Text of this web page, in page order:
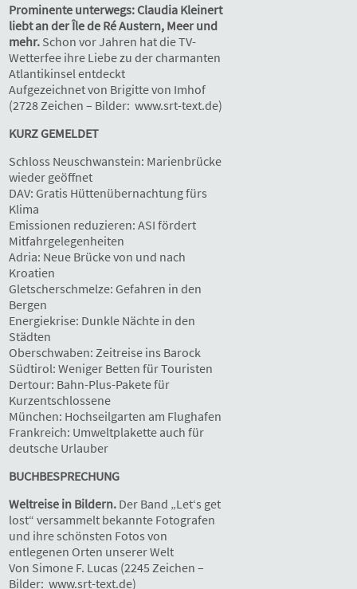
Prominente unterwegs: Claudia Kleinert
liebt an der Île de Ré Austern, Meer und
mehr. Schon vor Jahren hat die TV-
Wetterfee ihre Liebe zu der charmanten
Atlantikinsel entdeckt
Aufgezeichnet von Brigitte von Imhof
(2728 Zeichen – Bilder: www.srt-text.de)
KURZ GEMELDET
Schloss Neuschwanstein: Marienbrücke
wieder geöffnet
DAV: Gratis Hüttenübernachtung fürs
Klima
Emissionen reduzieren: ASI fördert
Mitfahrgelegenheiten
Adria: Neue Brücke von und nach
Kroatien
Gletscherschmelze: Gefahren in den
Bergen
Energiekrise: Dunkle Nächte in den
Städten
Oberschwaben: Zeitreise ins Barock
Südtirol: Weniger Betten für Touristen
Dertour: Bahn-Plus-Pakete für
Kurzentschlossene
München: Hochseilgarten am Flughafen
Frankreich: Umweltplakette auch für
deutsche Urlauber
BUCHBESPRECHUNG
Weltreise in Bildern. Der Band „Let‘s get
lost“ versammelt bekannte Fotografen
und ihre schönsten Fotos von
entlegenen Orten unserer Welt
Von Simone F. Lucas (2245 Zeichen –
Bilder: www.srt-text.de)